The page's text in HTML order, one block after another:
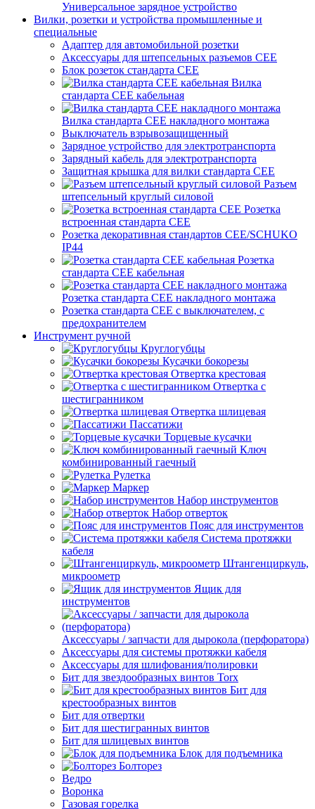
Универсальное зарядное устройство
Вилки, розетки и устройства промышленные и
специальные
Адаптер для автомобильной розетки
Аксессуары для штепсельных разъемов CEE
Блок розеток стандарта CEE
Вилка
стандарта CEE кабельная
Вилка стандарта CEE накладного монтажа
Выключатель взрывозащищенный
Зарядное устройство для электротранспорта
Зарядный кабель для электротранспорта
Защитная крышка для вилки стандарта CEE
Разъем
штепсельный круглый силовой
Розетка
встроенная стандарта CEE
Розетка декоративная стандартов CEE/SCHUKO
IP44
Розетка
стандарта СЕЕ кабельная
Розетка стандарта СЕЕ накладного монтажа
Розетка стандарта СЕЕ с выключателем, с
предохранителем
Инструмент ручной
Круглогубцы
Кусачки бокорезы
Отвертка крестовая
Отвертка с
шестигранником
Отвертка шлицевая
Пассатижи
Торцевые кусачки
Ключ
комбинированный гаечный
Рулетка
Маркер
Набор инструментов
Набор отверток
Пояс для инструментов
Система протяжки
кабеля
Штангенциркуль,
микроометр
Ящик для
инструментов
Аксессуары / запчасти для дырокола (перфоратора)
Аксессуары для системы протяжки кабеля
Аксессуары для шлифования/полировки
Бит для звездообразных винтов Torx
Бит для
крестообразных винтов
Бит для отвертки
Бит для шестигранных винтов
Бит для шлицевых винтов
Блок для подъемника
Болторез
Ведро
Воронка
Газовая горелка